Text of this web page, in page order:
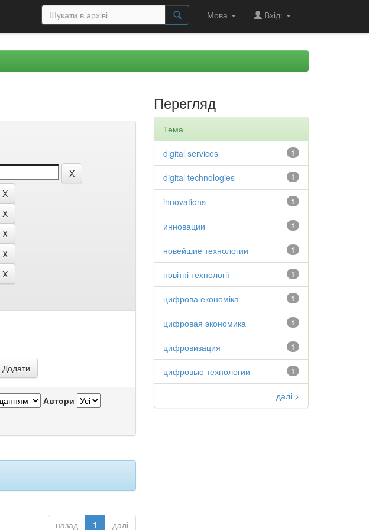
Мова Вхід:
Автори
назад 1 далі
Перегляд
Тема
1
digital services
1
digital technologies
1
innovations
1
инновации
1
новейшие технологии
1
новітні технології
1
цифрова економіка
1
цифровая экономика
1
цифровизация
1
цифровые технологии
далі >